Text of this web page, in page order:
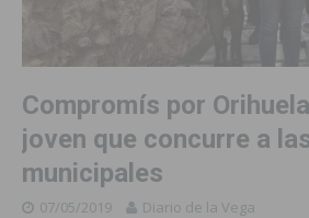
Compromís por
joven que concurre a
municipales
07/05/2019 Diario de la Vega